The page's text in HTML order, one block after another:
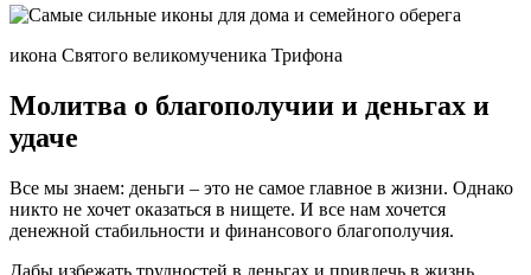
икона Святого великомученика Трифона
Молитва о благополучии и деньгах и
удаче
Все мы знаем: деньги – это не самое главное в жизни. Однако
никто не хочет оказаться в нищете. И все нам хочется
денежной стабильности и финансового благополучия.
Дабы избежать трудностей в деньгах и привлечь в жизнь